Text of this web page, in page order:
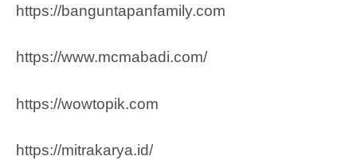
https://banguntapanfamily.com
https://www.mcmabadi.com/
https://wowtopik.com
https://mitrakarya.id/